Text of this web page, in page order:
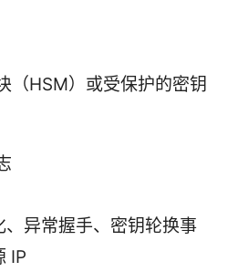
（HSM）或受保护的密钥
、异常握手、密钥轮换事
IP